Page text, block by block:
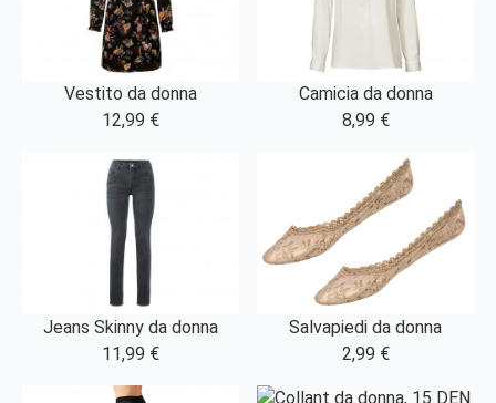
Vestito da donna
12,99 €
Camicia da donna
8,99 €
Jeans Skinny da donna
11,99 €
Salvapiedi da donna
2,99 €